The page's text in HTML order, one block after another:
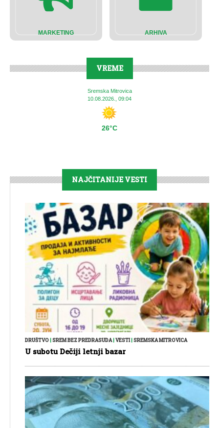
MARKETING ARHIVA
VREME
Sremska Mitrovica
10.08.2026., 09:04
26°C
NAJČITANIJE VESTI
DRUŠTVO|SREM BEZ PREDRASUDA|VESTI|SREMSKA MITROVICA
U subotu Dečiji letnji bazar